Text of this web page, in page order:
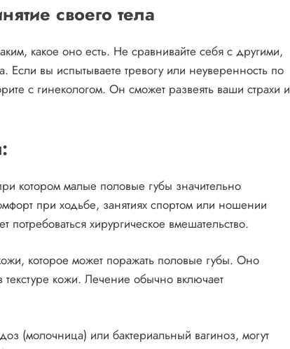
своего тела
какое оно есть. Не сравнивайте себя с другими,
Если вы испытываете тревогу или неуверенность по
с гинекологом. Он сможет развеять ваши страхи и
котором малые половые губы значительно
при ходьбе, занятиях спортом или ношении
хирургическое вмешательство.
которое может поражать половые губы. Оно
кожи. Лечение обычно включает
(молочница) или бактериальный вагиноз, могут